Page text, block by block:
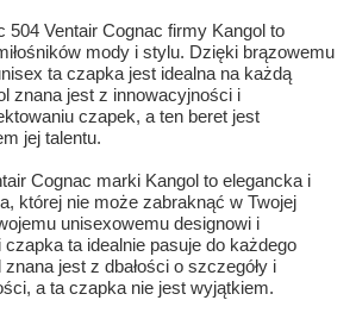
504 Ventair Cognac firmy Kangol to
mody i stylu. Dzięki brązowemu
ta czapka jest idealna na każdą
znana jest z innowacyjności i
czapek, a ten beret jest
jej talentu.
Cognac marki Kangol to elegancka i
której nie może zabraknąć w Twojej
unisexowemu designowi i
ta idealnie pasuje do każdego
jest z dbałości o szczegóły i
a ta czapka nie jest wyjątkiem.